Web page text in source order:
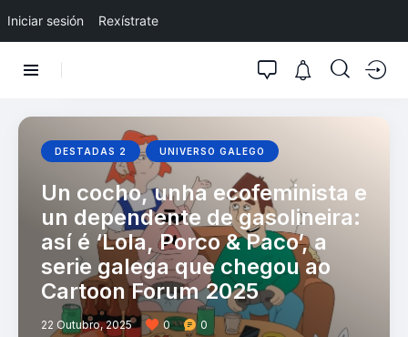
Iniciar sesión Rexístrate
DESTADAS 2 UNIVERSO GALEGO
Un cocho, unha ecofeminista e
un dependente de gasolineira:
así é ‘Lola, Porco & Paco’, a
serie galega que chegou ao
Cartoon Forum 2025
22 Outubro, 2025 0 0